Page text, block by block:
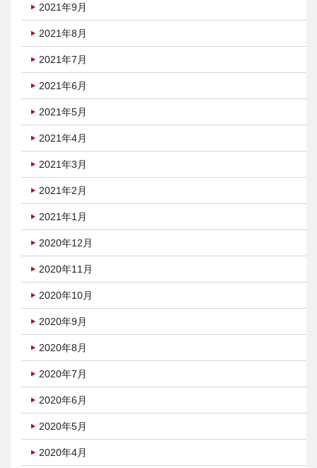
2021年9月
2021年8月
2021年7月
2021年6月
2021年5月
2021年4月
2021年3月
2021年2月
2021年1月
2020年12月
2020年11月
2020年10月
2020年9月
2020年8月
2020年7月
2020年6月
2020年5月
2020年4月